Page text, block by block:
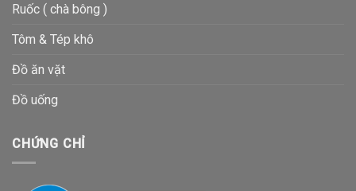
Ruốc ( chà bông )
Tôm & Tép khô
Đồ ăn vặt
Đồ uống
CHỨNG CHỈ